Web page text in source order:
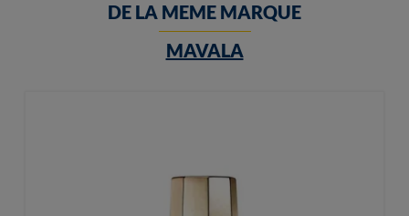
DE LA MEME MARQUE
MAVALA